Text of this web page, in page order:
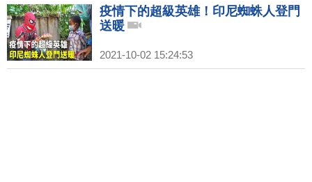
疫情下的超級英雄！印尼蜘蛛人登門
送暖
2021-10-02 15:24:53